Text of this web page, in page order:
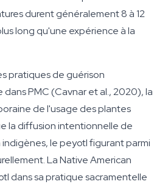
durent généralement 8 à 12
long qu'une expérience à la
pratiques de guérison
PMC (Cavnar et al., 2020), la
de l'usage des plantes
la diffusion intentionnelle de
le peyotl figurant parmi
La Native American
dans sa pratique sacramentelle